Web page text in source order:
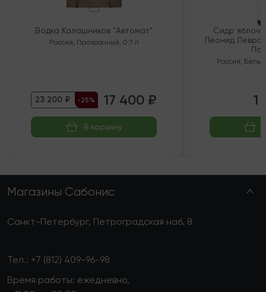
Водка Калашников "Автомат"
Россия, Прозрачный, 0.7 л
23 200 ₽ -25% 17 400 ₽
В корзину
Сидр
Леонид
Россия, Белый
1
Магазины Сабонис
Санкт-Петербург, Петроградская наб. 8
Тел.: +7 (812) 409-96-98
Время работы: ежедневно,